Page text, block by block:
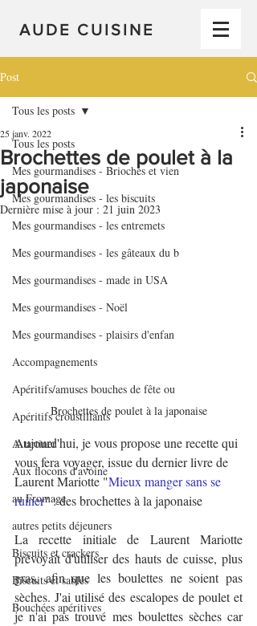
AUDE CUISINE
Post
Tous les posts
Mes gourmandises - Brioches et vien
Mes gourmandises - les biscuits
Mes gourmandises - les entremets
Mes gourmandises - les gâteaux du b
Mes gourmandises - made in USA
Mes gourmandises - Noël
Mes gourmandises - plaisirs d'enfan
Accompagnements
Apéritifs/amuses bouches de fête ou
Apéritifs croustillants
A tartiner
Aux flocons d'avoine
au Fromage
autres petits déjeuners
Biscuits et crackers
Biscuits et sablés
Bouchées apéritives
Tous les posts
Brochettes de poulet à la
japonaise
25 janv. 2022
Dernière mise à jour : 21 juin 2023
Brochettes de poulet à la japonaise
Aujourd'hui, je vous propose une recette qui
vous fera voyager, issue du dernier livre de
Laurent Mariotte "Mieux manger sans se
ruiner" : des brochettes à la japonaise
La recette initiale de Laurent Mariotte
prévoyait d'utiliser des hauts de cuisse, plus
gras, afin que les boulettes ne soient pas
sèches. J'ai utilisé des escalopes de poulet et
je n'ai pas trouvé mes boulettes sèches car